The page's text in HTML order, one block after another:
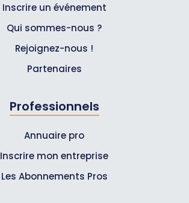
Inscrire un événement
Qui sommes-nous ?
Rejoignez-nous !
Partenaires
Professionnels
Annuaire pro
Inscrire mon entreprise
Les Abonnements Pros